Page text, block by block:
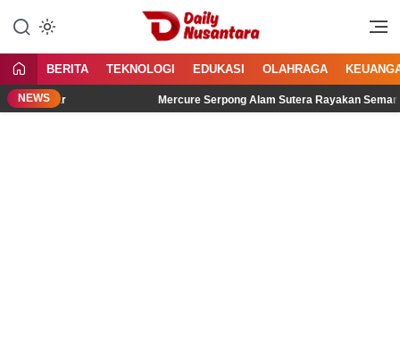
konten
Daily Nusantara
Menyajikan Fakta, Menginspirasi
BERITA TEKNOLOGI EDUKASI OLAHRAGA
NEWS Mercure Serpong Alam Sutera Rayakan Semangat